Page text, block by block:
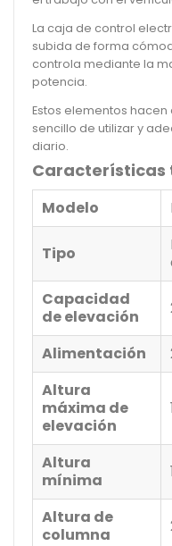
La caja de control
subida de forma
controla mediante la
potencia.
Estos elementos
sencillo de utilizar y
diario.
Características
Modelo
Tipo
Capacidad
de elevación
Alimentación
Altura
máxima de
elevación
Altura
mínima
Altura de
columna